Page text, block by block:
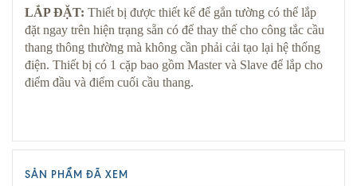
LẮP ĐẶT: Thiết bị được thiết kế để gắn tường có thể lắp
đặt ngay trên hiện trạng sẵn có để thay thế cho công tắc cầu
thang thông thường mà không cần phải cải tạo lại hệ thống
điện. Thiết bị có 1 cặp bao gồm Master và Slave để lắp cho
điểm đầu và điểm cuối cầu thang.
SẢN PHẨM ĐÃ XEM